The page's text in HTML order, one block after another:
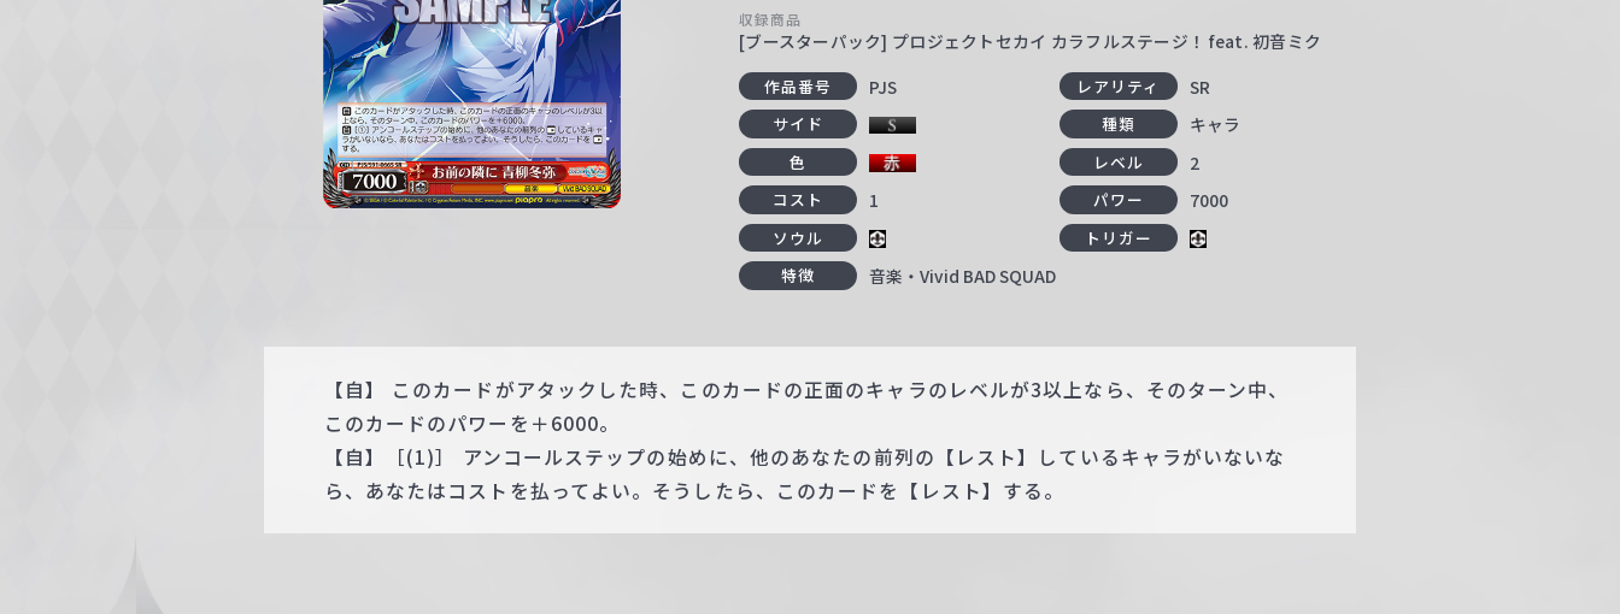
収録商品
[ブースターパック] プロジェクトセカイ カラフルステージ！ feat. 初音ミク
作品番号 PJS レアリティ SR
サイド 種類 キャラ
色 レベル 2
コスト 1 パワー 7000
ソウル
トリガー
特徴
音楽・Vivid BAD SQUAD
【自】 このカードがアタックした時、このカードの正面のキャラのレベルが3以上なら、そのターン中、
このカードのパワーを＋6000。
【自】［(1)］ アンコールステップの始めに、他のあなたの前列の【レスト】しているキャラがいないな
ら、あなたはコストを払ってよい。そうしたら、このカードを【レスト】する。